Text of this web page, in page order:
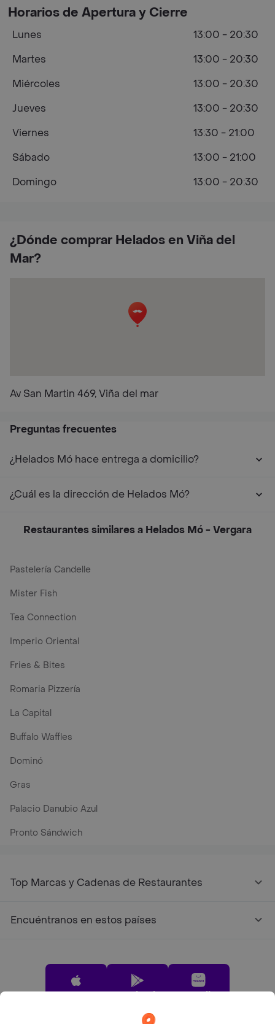
¿Dónde comprar Helados en Viña del
Mar?
Av San Martin 469, Viña del mar
Horarios de Apertura y Cierre
Lunes
13:00 - 20:30
Martes
13:00 - 20:30
Miércoles
13:00 - 20:30
Jueves
13:00 - 20:30
Viernes
13:30 - 21:00
Sábado
13:00 - 21:00
Domingo
13:00 - 20:30
Preguntas frecuentes
¿Helados Mó hace entrega a domicilio?
¿Cuál es la dirección de Helados Mó?
Restaurantes similares a Helados Mó - Vergara
Pastelería Candelle
Mister Fish
Tea Connection
Imperio Oriental
Fries & Bites
Romaria Pizzería
La Capital
Buffalo Waffles
Dominó
Gras
Palacio Danubio Azul
Pronto Sándwich
Top Marcas y Cadenas de Restaurantes
Encuéntranos en estos países
App Store Google play AppGallery